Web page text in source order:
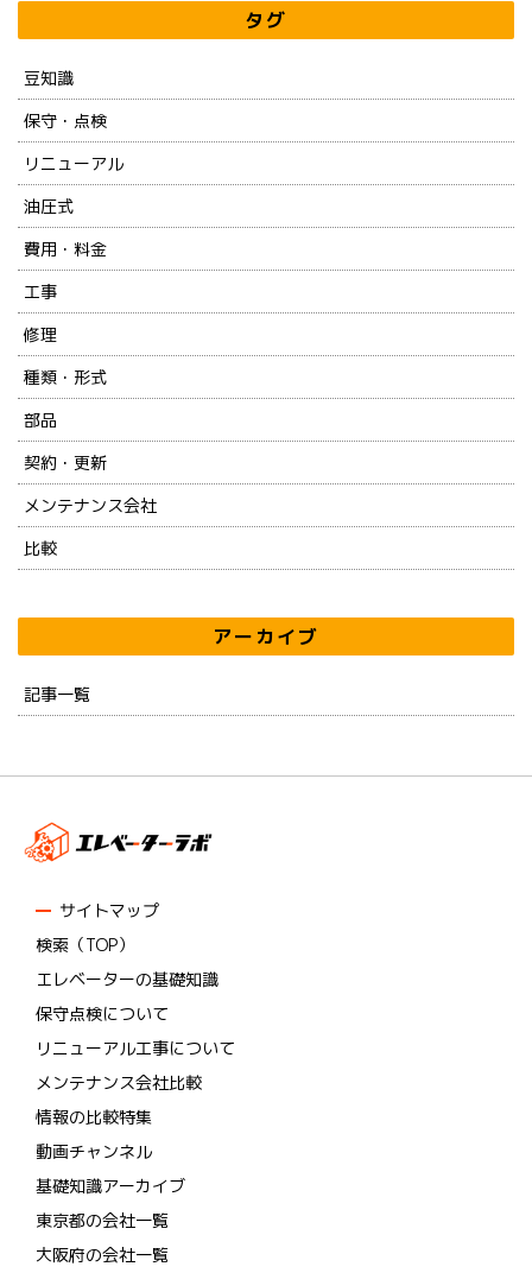
タグ
豆知識
保守・点検
リニューアル
油圧式
費用・料金
工事
修理
種類・形式
部品
契約・更新
メンテナンス会社
比較
アーカイブ
記事一覧
サイトマップ
検索（TOP）
エレベーターの基礎知識
保守点検について
リニューアル工事について
メンテナンス会社比較
情報の比較特集
動画チャンネル
基礎知識アーカイブ
東京都の会社一覧
大阪府の会社一覧